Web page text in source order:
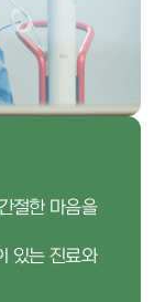
절한 마음을
있는 진료와